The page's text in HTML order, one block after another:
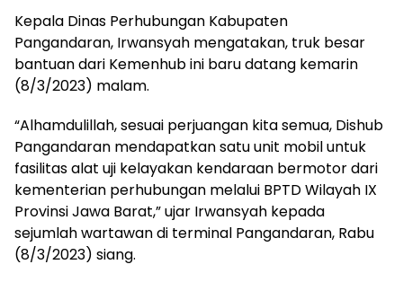
Kepala Dinas Perhubungan Kabupaten
Pangandaran, Irwansyah mengatakan, truk besar
bantuan dari Kemenhub ini baru datang kemarin
(8/3/2023) malam.
“Alhamdulillah, sesuai perjuangan kita semua, Dishub
Pangandaran mendapatkan satu unit mobil untuk
fasilitas alat uji kelayakan kendaraan bermotor dari
kementerian perhubungan melalui BPTD Wilayah IX
Provinsi Jawa Barat,” ujar Irwansyah kepada
sejumlah wartawan di terminal Pangandaran, Rabu
(8/3/2023) siang.